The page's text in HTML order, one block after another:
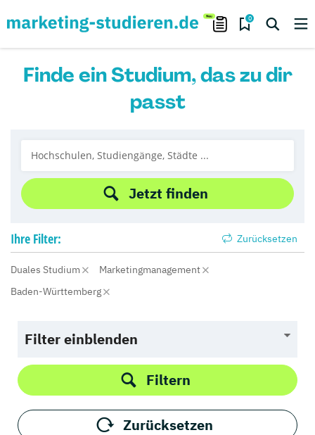
0
Finde ein Studium, das zu dir
passt
Jetzt finden
Ihre Filter: Zurücksetzen
Duales Studium
Marketingmanagement
Baden-Württemberg
Filter einblenden
Filtern
Zurücksetzen